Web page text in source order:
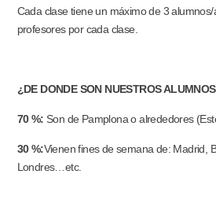
Cada clase tiene un máximo de 3
profesores por cada clase.
¿DE DONDE SON NUESTROS
70 %: Son de Pamplona o alrededores
30 %:Vienen fines de semana de: Madrid,
Londres…etc.